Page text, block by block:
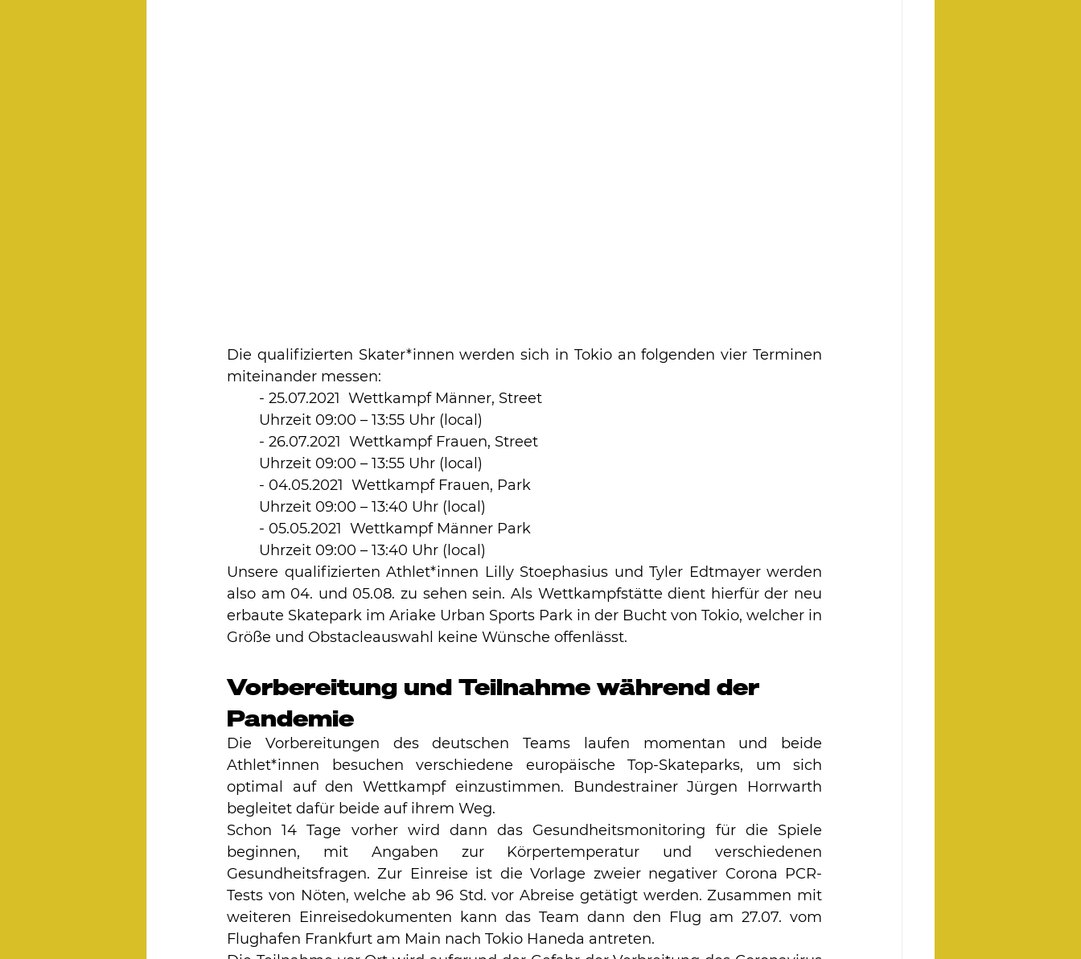
Die qualifizierten Skater*innen werden sich in Tokio an folgenden vier Terminen
miteinander messen:
	- 25.07.2021  Wettkampf Männer, Street
Uhrzeit 09:00 – 13:55 Uhr (local)
	- 26.07.2021  Wettkampf Frauen, Street
Uhrzeit 09:00 – 13:55 Uhr (local)
	- 04.05.2021  Wettkampf Frauen, Park
Uhrzeit 09:00 – 13:40 Uhr (local)
	- 05.05.2021  Wettkampf Männer Park
Uhrzeit 09:00 – 13:40 Uhr (local)
Unsere qualifizierten Athlet*innen Lilly Stoephasius und Tyler Edtmayer werden
also am 04. und 05.08. zu sehen sein. Als Wettkampfstätte dient hierfür der neu
erbaute Skatepark im Ariake Urban Sports Park in der Bucht von Tokio, welcher in
Größe und Obstacleauswahl keine Wünsche offenlässt.
Vorbereitung und Teilnahme während der
Pandemie
Die Vorbereitungen des deutschen Teams laufen momentan und beide
Athlet*innen besuchen verschiedene europäische Top-Skateparks, um sich
optimal auf den Wettkampf einzustimmen. Bundestrainer Jürgen Horrwarth
begleitet dafür beide auf ihrem Weg.
Schon 14 Tage vorher wird dann das Gesundheitsmonitoring für die Spiele
beginnen, mit Angaben zur Körpertemperatur und verschiedenen
Gesundheitsfragen. Zur Einreise ist die Vorlage zweier negativer Corona PCR-
Tests von Nöten, welche ab 96 Std. vor Abreise getätigt werden. Zusammen mit
weiteren Einreisedokumenten kann das Team dann den Flug am 27.07. vom
Flughafen Frankfurt am Main nach Tokio Haneda antreten.